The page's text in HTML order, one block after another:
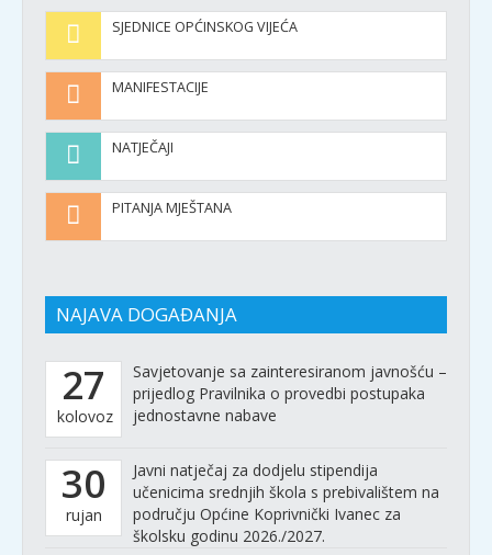
SJEDNICE OPĆINSKOG VIJEĆA
MANIFESTACIJE
NATJEČAJI
PITANJA MJEŠTANA
NAJAVA DOGAĐANJA
27
kolovoz
Savjetovanje sa zainteresiranom javnošću –
prijedlog Pravilnika o provedbi postupaka
jednostavne nabave
30
rujan
Javni natječaj za dodjelu stipendija
učenicima srednjih škola s prebivalištem na
području Općine Koprivnički Ivanec za
školsku godinu 2026./2027.